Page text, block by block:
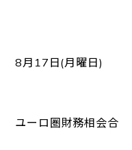
8月17日(月曜日)
ユーロ圏財務相会合